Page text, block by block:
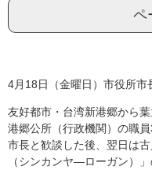
ペ
4月18日（金曜日）市役所市
友好都市・台湾新港郷から
港郷公所（行政機関）の職
市長と歓談した後、翌日は
（シンカンヤ―ローガン）